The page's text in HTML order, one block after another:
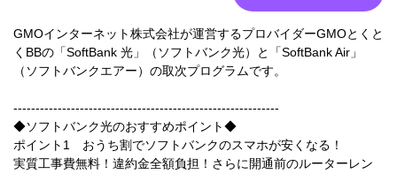
GMOインターネット株式会社が運営するプロバイダーGMOとくと
くBBの「SoftBank 光」（ソフトバンク光）と「SoftBank Air」
（ソフトバンクエアー）の取次プログラムです。
------------------------------------------------------------
◆ソフトバンク光のおすすめポイント◆
ポイント1 おうち割でソフトバンクのスマホが安くなる！
実質工事費無料！違約金全額負担！さらに開通前のルーターレン